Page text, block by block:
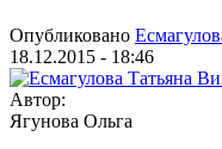
Опубликовано
18.12.2015 - 18:46
Автор:
Ягунова Ольга